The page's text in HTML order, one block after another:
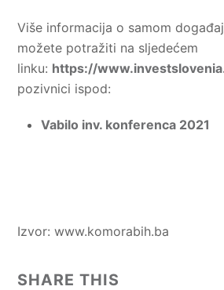
Više informacija o samom
možete potražiti na sljedećem
linku: https://
pozivnici ispod:
Vabilo inv. konferenca 2021
Izvor: www.komorabih.ba
SHARE THIS